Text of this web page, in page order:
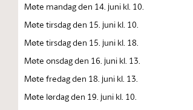
Møte mandag den 14. juni kl. 10.
Møte tirsdag den 15. juni kl. 10.
Møte tirsdag den 15. juni kl. 18.
Møte onsdag den 16. juni kl. 13.
Møte fredag den 18. juni kl. 13.
Møte lørdag den 19. juni kl. 10.